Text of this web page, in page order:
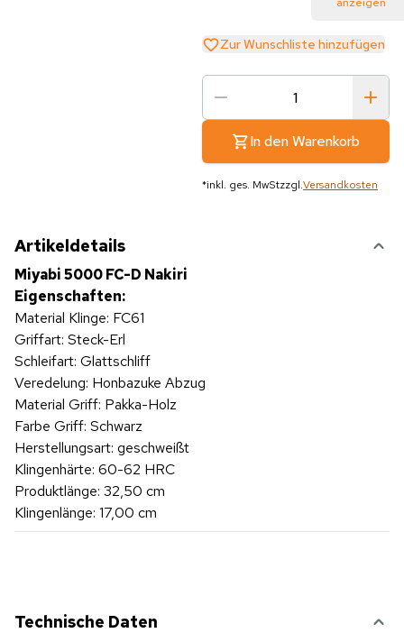
Zur Wunschliste hinzufügen
In den Warenkorb
*inkl. ges. MwStzzgl.Versandkosten
Artikeldetails
Miyabi 5000 FC-D Nakiri
Eigenschaften:
Material Klinge: FC61
Griffart: Steck-Erl
Schleifart: Glattschliff
Veredelung: Honbazuke Abzug
Material Griff: Pakka-Holz
Farbe Griff: Schwarz
Herstellungsart: geschweißt
Klingenhärte: 60-62 HRC
Produktlänge: 32,50 cm
Klingenlänge: 17,00 cm
Technische Daten